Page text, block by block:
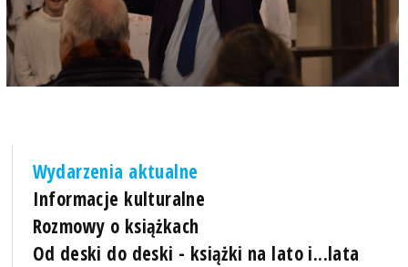
Wydarzenia aktualne
Informacje kulturalne
Rozmowy o książkach
Od deski do deski - książki na lato i...lata